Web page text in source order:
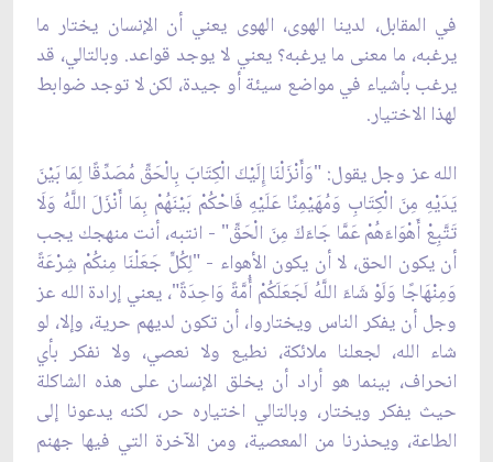
في المقابل، لدينا الهوى، الهوى يعني أن الإنسان يختار ما
يرغبه، ما معنى ما يرغبه؟ يعني لا يوجد قواعد. وبالتالي، قد
يرغب بأشياء في مواضع سيئة أو جيدة، لكن لا توجد ضوابط
لهذا الاختيار.
الله عز وجل يقول: "وَأَنْزَلْنَا إِلَيْكَ الْكِتَابَ بِالْحَقِّ مُصَدِّقًا لِمَا بَيْنَ
يَدَيْهِ مِنَ الْكِتَابِ وَمُهَيْمِنًا عَلَيْهِ فَاحْكُمْ بَيْنَهُمْ بِمَا أَنْزَلَ اللَّهُ وَلَا
تَتَّبِعْ أَهْوَاءَهُمْ عَمَّا جَاءَكَ مِنَ الْحَقِّ" - انتبه، أنت منهجك يجب
أن يكون الحق، لا أن يكون الأهواء - "لِكُلٍّ جَعَلْنَا مِنكُمْ شِرْعَةً
وَمِنْهَاجًا وَلَوْ شَاءَ اللَّهُ لَجَعَلَكُمْ أُمَّةً وَاحِدَةً"، يعني إرادة الله عز
وجل أن يفكر الناس ويختاروا، أن تكون لديهم حرية، وإلا، لو
شاء الله، لجعلنا ملائكة، نطيع ولا نعصي، ولا نفكر بأي
انحراف، بينما هو أراد أن يخلق الإنسان على هذه الشاكلة
حيث يفكر ويختار، وبالتالي اختياره حر، لكنه يدعونا إلى
الطاعة، ويحذرنا من المعصية، ومن الآخرة التي فيها جهنم